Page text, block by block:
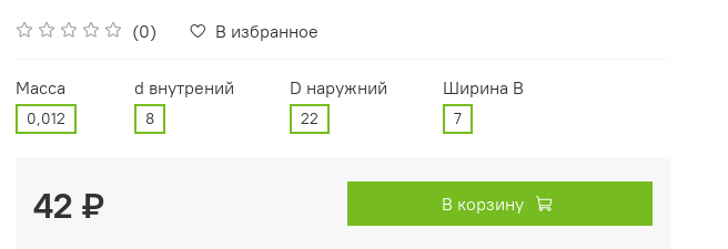
(0) В избранное
Масса
0,012
d внутрений
8
D наружний
22
Ширина В
7
42 ₽ В корзину